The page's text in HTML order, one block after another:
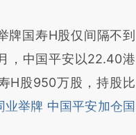
国寿H股仅间隔不到
，中国平安以22.40港
H股950万股，持股比
业举牌 中国平安加仓国